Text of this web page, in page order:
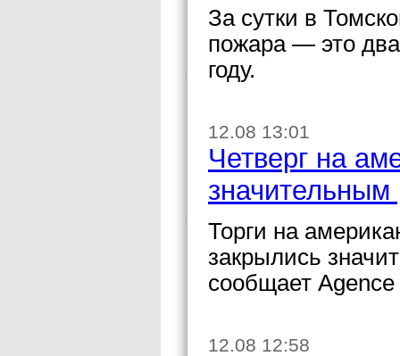
За сутки в
пожара — это
году.
12.08 13:01
Четверг на
значительным
Торги на
закрылись
сообщает
12.08 12:58